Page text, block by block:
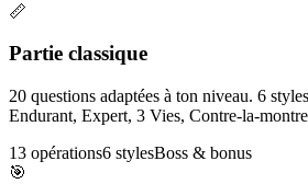
📏
Partie classique
20 questions adaptées à ton niveau. 6
Endurant, Expert, 3 Vies, Contre-la-
13 opérations6 stylesBoss & bonus
🎯